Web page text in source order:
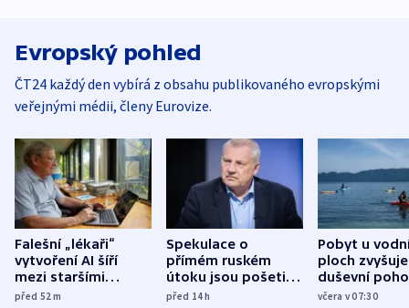
Evropský pohled
ČT24 každý den vybírá z obsahu publikovaného evropskými
veřejnými médii, členy Eurovize.
Falešní „lékaři“
vytvoření AI šíří
mezi staršími
Poláky nebezpečné
před 52m
Spekulace o
přímém ruském
útoku jsou pošetilé,
míní estonský
před 14h
Pobyt u
ploch zvyšuje
duševní
ukázala
včera v 07:30